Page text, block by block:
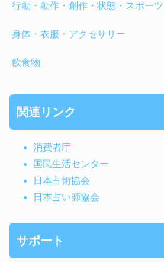
行動・動作・創作・状態・スポーツ
身体・衣服・アクセサリー
飲食物
関連リンク
消費者庁
国民生活センター
日本占術協会
日本占い師協会
サポート